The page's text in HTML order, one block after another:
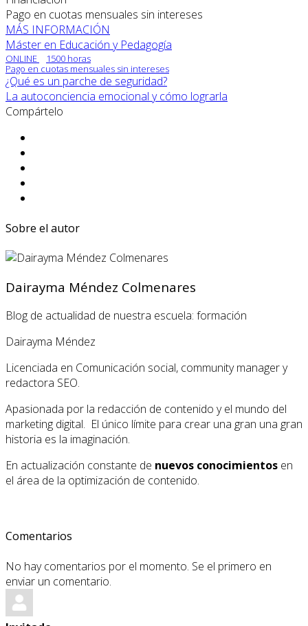
Pago en cuotas mensuales sin intereses
MÁS INFORMACIÓN
Máster en Educación y Pedagogía
ONLINE
1500 horas
Pago en cuotas mensuales sin intereses
¿Qué es un parche de seguridad?
La autoconciencia emocional y cómo lograrla
Compártelo
Sobre el autor
Dairayma Méndez Colmenares
Blog de actualidad de nuestra escuela: formación
Dairayma Méndez
Licenciada en Comunicación social, community manager y
redactora SEO.
Apasionada por la redacción de contenido y el mundo del
marketing digital. El único límite para crear una gran una gran
historia es la imaginación.
En actualización constante de nuevos conocimientos en
el área de la optimización de contenido.
Comentarios
No hay comentarios por el momento. Se el primero en
enviar un comentario.